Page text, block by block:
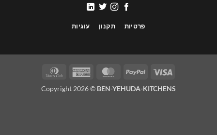
פרטיות תקנון עוגיות
Copyright 2026 © BEN-YEHUDA-KITCHENS